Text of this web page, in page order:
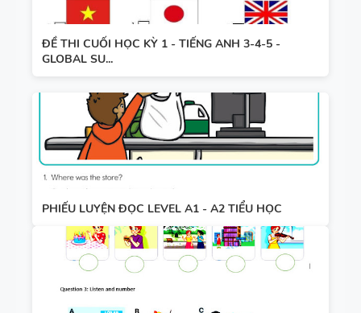
ĐỀ THI CUỐI HỌC KỲ 1 - TIẾNG ANH 3-4-5 -
GLOBAL SU...
PHIẾU LUYỆN ĐỌC LEVEL A1 - A2 TIỂU HỌC